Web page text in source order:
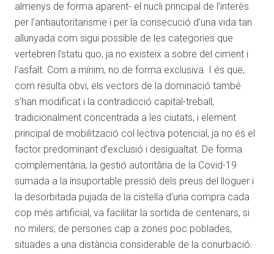
almenys de forma aparent- el nucli principal de l’interès
per l’antiautoritarisme i per la consecució d’una vida tan
allunyada com sigui possible de les categories que
vertebren l’statu quo, ja no existeix a sobre del ciment i
l’asfalt. Com a mínim, no de forma exclusiva. I és que,
com resulta obvi, els vectors de la dominació també
s’han modificat i la contradicció capital-treball,
tradicionalment concentrada a les ciutats, i element
principal de mobilització col·lectiva potencial, ja no és el
factor predominant d’exclusió i desigualtat. De forma
complementària, la gestió autoritària de la Covid-19
sumada a la insuportable pressió dels preus del lloguer i
la desorbitada pujada de la cistella d’una compra cada
cop més artificial, va facilitar la sortida de centenars, si
no milers, de persones cap a zones poc poblades,
situades a una distància considerable de la conurbació.